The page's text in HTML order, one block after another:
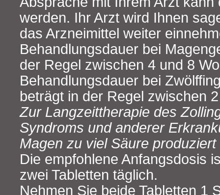
werden. Ihr Arzt wird Ihnen
das Arzneimittel weiter
Behandlungsdauer bei
der Regel zwischen 4 und 8
Behandlungsdauer bei
beträgt in der Regel zwischen
Zur Langzeittherapie des
Syndroms und anderer
Magen zu viel Säure produziert
Die empfohlene Anfangsdosis
zwei Tabletten täglich.
Nehmen Sie beide Tabletten 1